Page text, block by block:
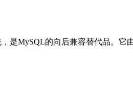
是MySQL的向后兼容替代品。它